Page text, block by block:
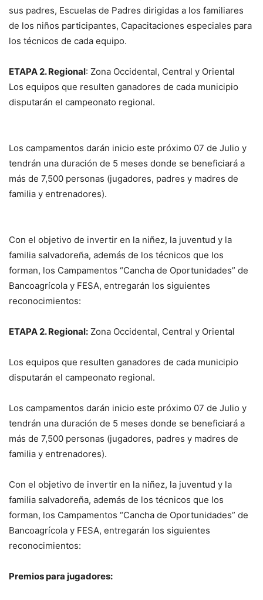
sus padres, Escuelas de Padres dirigidas a los familiares
de los niños participantes, Capacitaciones especiales para
los técnicos de cada equipo.
ETAPA 2. Regional: Zona Occidental, Central y Oriental
Los equipos que resulten ganadores de cada municipio
disputarán el campeonato regional.
Los campamentos darán inicio este próximo 07 de Julio y
tendrán una duración de 5 meses donde se beneficiará a
más de 7,500 personas (jugadores, padres y madres de
familia y entrenadores).
Con el objetivo de invertir en la niñez, la juventud y la
familia salvadoreña, además de los técnicos que los
forman, los Campamentos “Cancha de Oportunidades” de
Bancoagrícola y FESA, entregarán los siguientes
reconocimientos:
ETAPA 2. Regional: Zona Occidental, Central y Oriental
Los equipos que resulten ganadores de cada municipio
disputarán el campeonato regional.
Los campamentos darán inicio este próximo 07 de Julio y
tendrán una duración de 5 meses donde se beneficiará a
más de 7,500 personas (jugadores, padres y madres de
familia y entrenadores).
Con el objetivo de invertir en la niñez, la juventud y la
familia salvadoreña, además de los técnicos que los
forman, los Campamentos “Cancha de Oportunidades” de
Bancoagrícola y FESA, entregarán los siguientes
reconocimientos:
Premios para jugadores: